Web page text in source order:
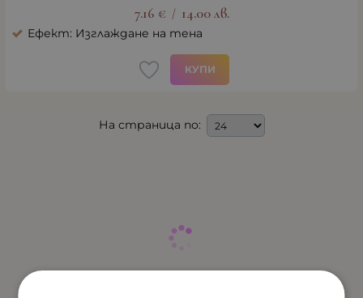
7.16 € / 14.00 лв.
Ефект: Изглаждане на тена
КУПИ
На страница по: